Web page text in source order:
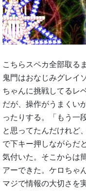
こちらスペカ全部取る
鬼門はおなじみグレイ
ちゃんに挑戦してるレ
だが、操作がうまくい
ったりする。「もう一
と思ってたんだけれど
で下キー押しながらだ
気付いた。そこからは
アーできた。ケロちゃ
マジで情報の大切さを